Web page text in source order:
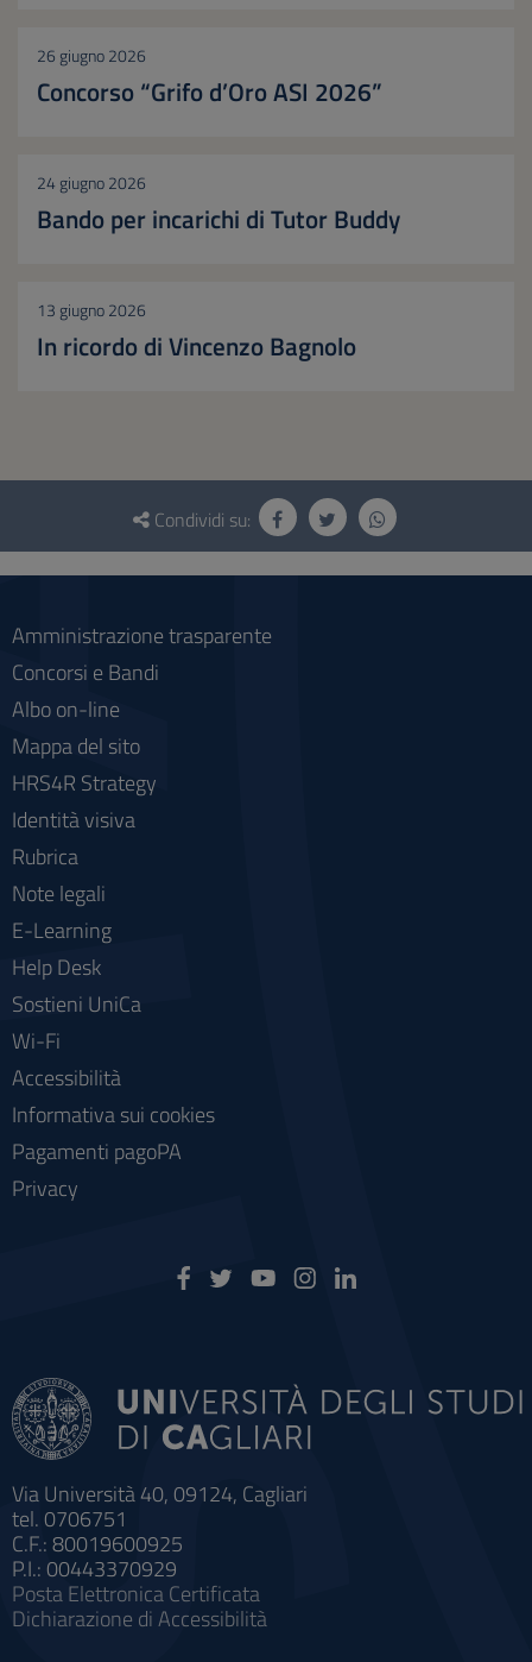
26 giugno 2026
Concorso “Grifo d’Oro ASI 2026”
24 giugno 2026
Bando per incarichi di Tutor Buddy
13 giugno 2026
In ricordo di Vincenzo Bagnolo
Questionario
social
Condividi su:
Via Università 40, 09124, Cagliari
tel. 0706751
C.F.: 80019600925
P.I.: 00443370929
Posta Elettronica Certificata
Dichiarazione di Accessibilità
Amministrazione trasparente
Concorsi e Bandi
Albo on-line
Mappa del sito
HRS4R Strategy
Identità visiva
Rubrica
Note legali
E-Learning
Help Desk
Sostieni UniCa
Wi-Fi
Accessibilità
Informativa sui cookies
Pagamenti pagoPA
Privacy